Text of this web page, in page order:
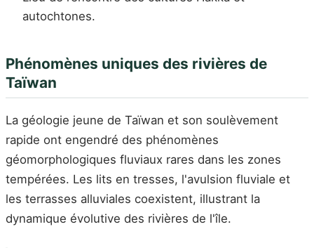
autochtones.
Phénomènes uniques des rivières de
Taïwan
La géologie jeune de Taïwan et son soulèvement
rapide ont engendré des phénomènes
géomorphologiques fluviaux rares dans les zones
tempérées. Les lits en tresses, l'avulsion fluviale et
les terrasses alluviales coexistent, illustrant la
dynamique évolutive des rivières de l'île.